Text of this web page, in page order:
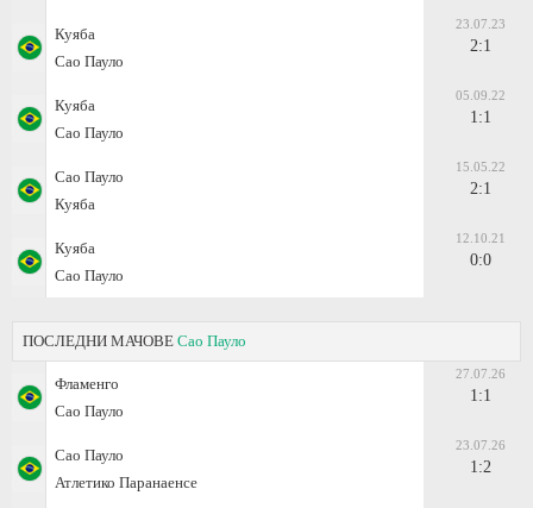
Куяба
Сао Пауло
23.07.23
2:1
Куяба
Сао Пауло
05.09.22
1:1
Сао Пауло
Куяба
15.05.22
2:1
Куяба
Сао Пауло
12.10.21
0:0
ПОСЛЕДНИ МАЧОВЕ Сао Пауло
Фламенго
Сао Пауло
27.07.26
1:1
Сао Пауло
Атлетико Паранаенсе
23.07.26
1:2